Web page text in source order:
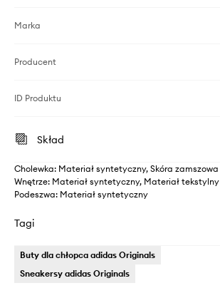
Marka
Producent
ID Produktu
Skład
Cholewka: Materiał syntetyczny, Skóra zamszowa
Wnętrze: Materiał syntetyczny, Materiał tekstylny
Podeszwa: Materiał syntetyczny
Tagi
Buty dla chłopca adidas Originals
Sneakersy adidas Originals